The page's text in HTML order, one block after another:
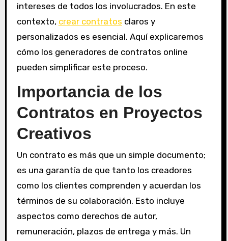
intereses de todos los involucrados. En este
contexto, crear contratos claros y
personalizados es esencial. Aquí explicaremos
cómo los generadores de contratos online
pueden simplificar este proceso.
Importancia de los
Contratos en Proyectos
Creativos
Un contrato es más que un simple documento;
es una garantía de que tanto los creadores
como los clientes comprenden y acuerdan los
términos de su colaboración. Esto incluye
aspectos como derechos de autor,
remuneración, plazos de entrega y más. Un